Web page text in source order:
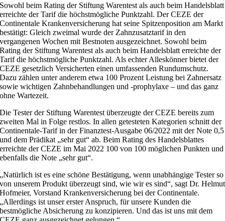
Sowohl beim Rating der Stiftung Warentest als auch beim Handelsblatt
erreichte der Tarif die höchstmögliche Punktzahl. Der CEZE der
Continentale Krankenversicherung hat seine Spitzenposition am Markt
bestätigt: Gleich zweimal wurde der Zahnzusatztarif in den
vergangenen Wochen mit Bestnoten ausgezeichnet. Sowohl beim
Rating der Stiftung Warentest als auch beim Handelsblatt erreichte der
Tarif die höchstmögliche Punktzahl. Als echter Alleskönner bietet der
CEZE gesetzlich Versicherten einen umfassenden Rundumschutz.
Dazu zählen unter anderem etwa 100 Prozent Leistung bei Zahnersatz
sowie wichtigen Zahnbehandlungen und -prophylaxe – und das ganz
ohne Wartezeit.
Die Tester der Stiftung Warentest überzeugte der CEZE bereits zum
zweiten Mal in Folge restlos. In allen getesteten Kategorien schnitt der
Continentale-Tarif in der Finanztest-Ausgabe 06/2022 mit der Note 0,5
und dem Prädikat „sehr gut“ ab. Beim Rating des Handelsblattes
erreichte der CEZE im Mai 2022 100 von 100 möglichen Punkten und
ebenfalls die Note „sehr gut“.
„Natürlich ist es eine schöne Bestätigung, wenn unabhängige Tester so
von unserem Produkt überzeugt sind, wie wir es sind“, sagt Dr. Helmut
Hofmeier, Vorstand Krankenversicherung bei der Continentale.
„Allerdings ist unser erster Anspruch, für unsere Kunden die
bestmögliche Absicherung zu konzipieren. Und das ist uns mit dem